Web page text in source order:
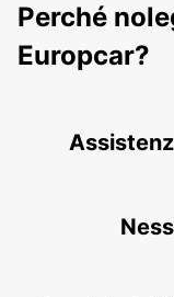
VENEZIA
Perché
Europcar?